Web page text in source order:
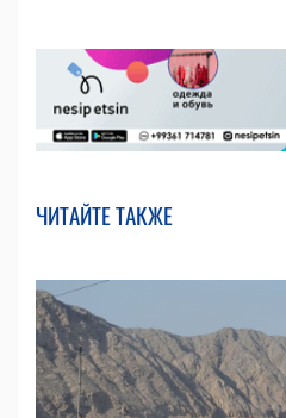
ЧИТАЙТЕ ТАКЖЕ